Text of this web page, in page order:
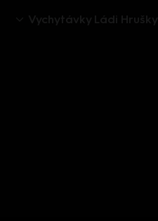
Vychytávky Ládi Hrušky